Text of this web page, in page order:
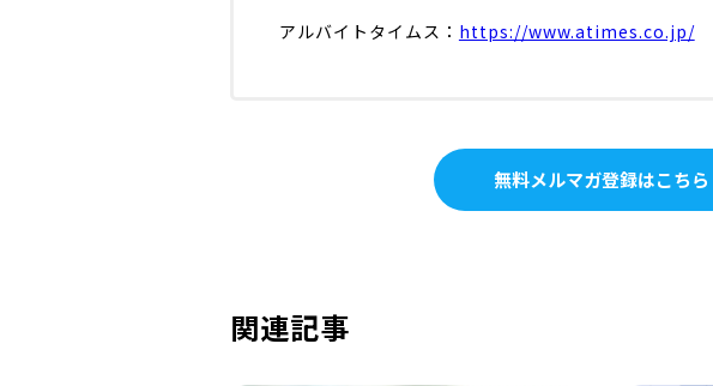
アルバイトタイムス： https://www.atimes.co.jp/
無料メルマガ登録はこちら
関連記事